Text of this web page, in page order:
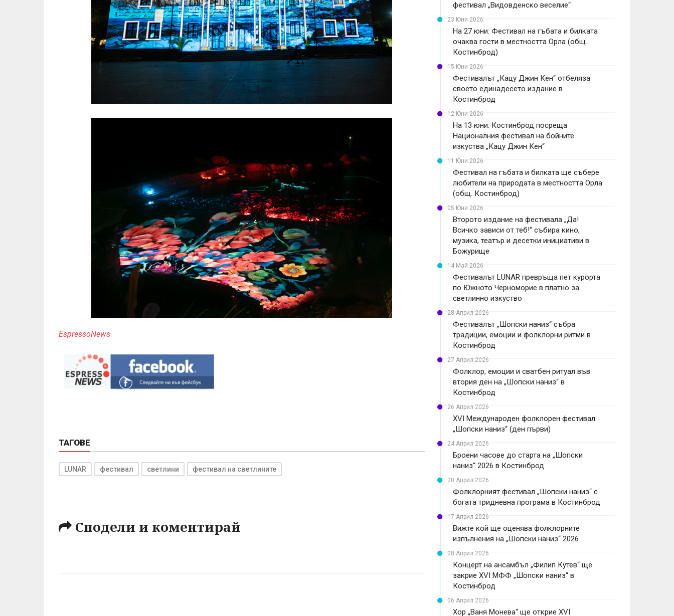
EspressoNews
ТАГОВЕ
LUNAR фестивал светлини фестивал на светлините
Сподели и коментирай
фестивал „Видовденско веселие“
23 Юни 2026
На 27 юни: Фестивал на гъбата и билката
очаква гости в местността Орла (общ.
Костинброд)
15 Юни 2026
Фестивалът „Кацу Джин Кен“ отбеляза
своето единадесето издание в
Костинброд
12 Юни 2026
На 13 юни: Костинброд посреща
Националния фестивал на бойните
изкуства „Кацу Джин Кен“
11 Юни 2026
Фестивал на гъбата и билката ще събере
любители на природата в местността Орла
(общ. Костинброд)
05 Юни 2026
Второто издание на фестивала „Да!
Всичко зависи от теб!“ събира кино,
музика, театър и десетки инициативи в
Божурище
14 Май 2026
Фестивалът LUNAR превръща пет курорта
по Южното Черноморие в платно за
светлинно изкуство
28 Април 2026
Фестивалът „Шопски наниз“ събра
традиции, емоции и фолклорни ритми в
Костинброд
27 Април 2026
Фолклор, емоции и сватбен ритуал във
втория ден на „Шопски наниз“ в
Костинброд
26 Април 2026
XVI Международен фолклорен фестивал
„Шопски наниз“ (ден първи)
24 Април 2026
Броени часове до старта на „Шопски
наниз“ 2026 в Костинброд
20 Април 2026
Фолклорният фестивал „Шопски наниз“ с
богата тридневна програма в Костинброд
17 Април 2026
Вижте кой ще оценява фолклорните
изпълнения на „Шопски наниз“ 2026
08 Април 2026
Концерт на ансамбъл „Филип Кутев“ ще
закрие XVI МФФ „Шопски наниз“ в
Костинброд
06 Април 2026
Хор „Ваня Монева“ ще открие XVI